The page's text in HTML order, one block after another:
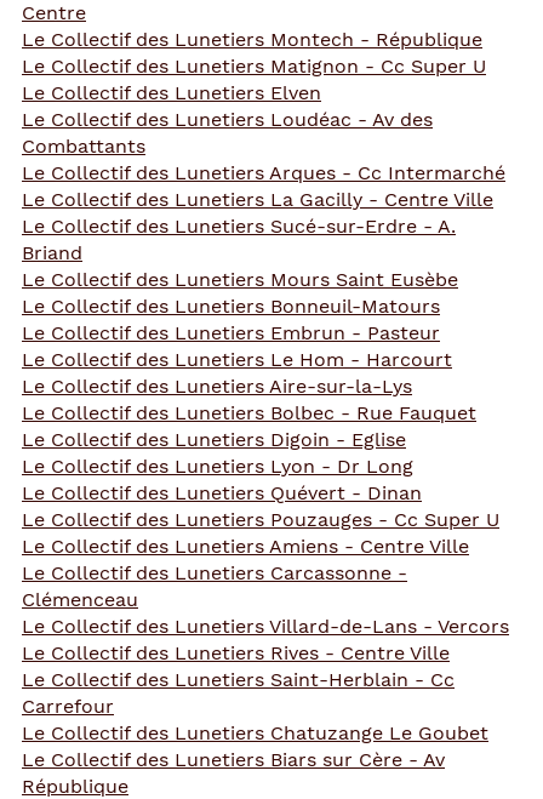
Centre
Le Collectif des Lunetiers Montech - République
Le Collectif des Lunetiers Matignon - Cc Super U
Le Collectif des Lunetiers Elven
Le Collectif des Lunetiers Loudéac - Av des
Combattants
Le Collectif des Lunetiers Arques - Cc Intermarché
Le Collectif des Lunetiers La Gacilly - Centre Ville
Le Collectif des Lunetiers Sucé-sur-Erdre - A.
Briand
Le Collectif des Lunetiers Mours Saint Eusèbe
Le Collectif des Lunetiers Bonneuil-Matours
Le Collectif des Lunetiers Embrun - Pasteur
Le Collectif des Lunetiers Le Hom - Harcourt
Le Collectif des Lunetiers Aire-sur-la-Lys
Le Collectif des Lunetiers Bolbec - Rue Fauquet
Le Collectif des Lunetiers Digoin - Eglise
Le Collectif des Lunetiers Lyon - Dr Long
Le Collectif des Lunetiers Quévert - Dinan
Le Collectif des Lunetiers Pouzauges - Cc Super U
Le Collectif des Lunetiers Amiens - Centre Ville
Le Collectif des Lunetiers Carcassonne -
Clémenceau
Le Collectif des Lunetiers Villard-de-Lans - Vercors
Le Collectif des Lunetiers Rives - Centre Ville
Le Collectif des Lunetiers Saint-Herblain - Cc
Carrefour
Le Collectif des Lunetiers Chatuzange Le Goubet
Le Collectif des Lunetiers Biars sur Cère - Av
République